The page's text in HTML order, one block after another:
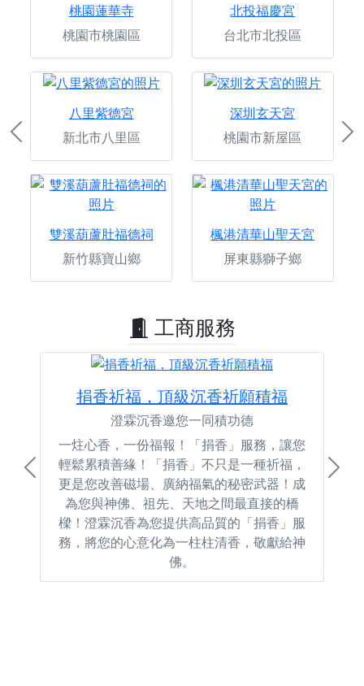
桃園蓮華寺
桃園市桃園區
北投福慶宮
台北市北投區
八里紫德宮
新北市八里區
深圳玄天宮
桃園市新屋區
雙溪葫蘆肚福德祠
新竹縣寶山鄉
楓港清華山聖天宮
屏東縣獅子鄉
Previous
工商服務
捐香祈福，頂級沉香祈願積福
澄霖沉香邀您一同積功德
一炷心香，一份福報！「捐香」服務，讓您
輕鬆累積善緣！「捐香」不只是一種祈福，
更是您改善磁場、廣納福氣的秘密武器！成
為您與神佛、祖先、天地之間最直接的橋
樑！澄霖沉香為您提供高品質的「捐香」服
務，將您的心意化為一柱柱清香，敬獻給神
佛。
Previous Next